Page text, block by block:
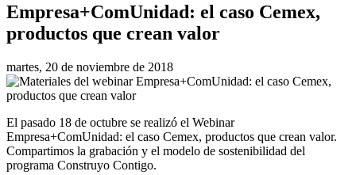
Empresa+ComUnidad: el caso Cemex,
productos que crean valor
martes, 20 de noviembre de 2018
El pasado 18 de octubre se realizó el Webinar
Empresa+ComUnidad: el caso Cemex, productos que crean valor.
Compartimos la grabación y el modelo de sostenibilidad del
programa Construyo Contigo.